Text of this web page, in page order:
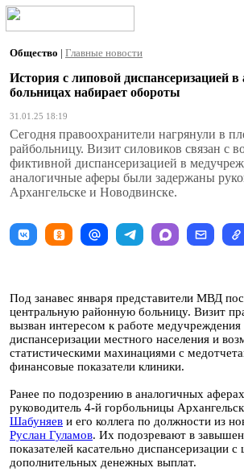
Общество | Главные новости
История с липовой диспансеризацией в
больницах набирает обороты
31.01.25 18:19
Сегодня правоохранители нагрянули в
райбольницу. Визит силовиков связан с
фиктивной диспансеризацией в
аналогичные аферы были задержаны
Архангельске и Новодвинске.
Под занавес января представители МВД
центральную районную больницу. Визит
вызван интересом к работе медучреждения
диспансеризации местного населения и
статистическими махинациями с
финансовые показатели клиники.
Ранее по подозрению в аналогичных
руководитель 4-й горбольницы
Шабуняев и его коллега по должности из
Руслан Гуламов. Их подозревают в
показателей касательно диспансеризации
дополнительных денежных выплат.